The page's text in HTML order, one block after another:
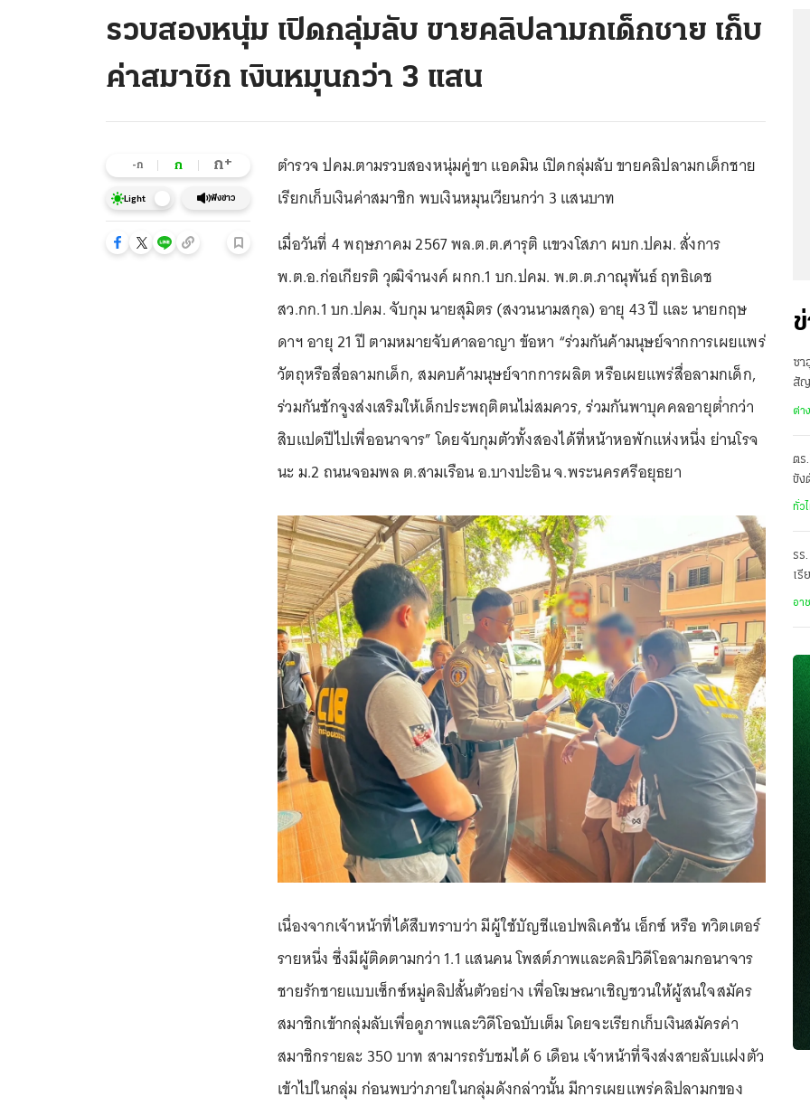
รวบสองหนุ่ม เปิดกลุ่มลับ ขายคลิปลามกเด็กชาย เก็บ
ค่าสมาชิก เงินหมุนกว่า 3 แสน
-ก ก ก+
Light ฟังข่าว
ตำรวจ ปคม.ตามรวบสองหนุ่มคู่ขา แอดมิน เปิดกลุ่มลับ ขายคลิปลามกเด็กชาย
เรียกเก็บเงินค่าสมาชิก พบเงินหมุนเวียนกว่า 3 แสนบาท
เมื่อวันที่ 4 พฤษภาคม 2567 พล.ต.ต.ศารุติ แขวงโสภา ผบก.ปคม. สั่งการ
พ.ต.อ.ก่อเกียรติ วุฒิจำนงค์ ผกก.1 บก.ปคม. พ.ต.ต.ภาณุพันธ์ ฤทธิเดช
สว.กก.1 บก.ปคม. จับกุม นายสุมิตร (สงวนนามสกุล) อายุ 43 ปี และ นายกฤษ
ดาฯ อายุ 21 ปี ตามหมายจับศาลอาญา ข้อหา “ร่วมกันค้ามนุษย์จากการเผยแพร่
วัตถุหรือสื่อลามกเด็ก, สมคบค้ามนุษย์จากการผลิต หรือเผยแพร่สื่อลามกเด็ก,
ร่วมกันชักจูงส่งเสริมให้เด็กประพฤติตนไม่สมควร, ร่วมกันพาบุคคลอายุต่ำกว่า
สิบแปดปีไปเพื่ออนาจาร” โดยจับกุมตัวทั้งสองได้ที่หน้าหอพักแห่งหนึ่ง ย่านโรจ
นะ ม.2 ถนนจอมพล ต.สามเรือน อ.บางปะอิน จ.พระนครศรีอยุธยา
เนื่องจากเจ้าหน้าที่ได้สืบทราบว่า มีผู้ใช้บัญชีแอปพลิเคชัน เอ็กซ์ หรือ ทวิตเตอร์
รายหนึ่ง ซึ่งมีผู้ติดตามกว่า 1.1 แสนคน โพสต์ภาพและคลิปวิดีโอลามกอนาจาร
ชายรักชายแบบเซ็กซ์หมู่คลิปสั้นตัวอย่าง เพื่อโฆษณาเชิญชวนให้ผู้สนใจสมัคร
สมาชิกเข้ากลุ่มลับเพื่อดูภาพและวิดีโอฉบับเต็ม โดยจะเรียกเก็บเงินสมัครค่า
สมาชิกรายละ 350 บาท สามารถรับชมได้ 6 เดือน เจ้าหน้าที่จึงส่งสายลับแฝงตัว
เข้าไปในกลุ่ม ก่อนพบว่าภายในกลุ่มดังกล่าวนั้น มีการเผยแพร่คลิปลามกของ
ซ
สั
เ
ต่า
ตร
ขัง
อั
ทั่ว
รร
เรี
อา